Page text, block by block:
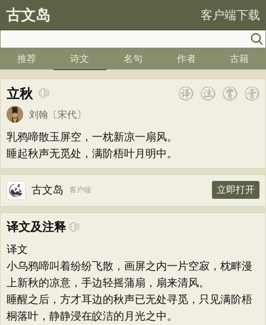
古文岛 客户端下载
推荐 诗文 名句 作者 古籍
立秋
刘翰 〔宋代〕
乳鸦啼散玉屏空，一枕新凉一扇风。
睡起秋声无觅处，满阶梧叶月明中。
古文岛 客户端 立即打开
译文及注释
译文
小乌鸦啼叫着纷纷飞散，画屏之内一片空寂，枕畔漫
上新秋的凉意，手边轻摇蒲扇，扇来清风。
睡醒之后，方才耳边的秋声已无处寻觅，只见满阶梧
桐落叶，静静浸在皎洁的月光之中。